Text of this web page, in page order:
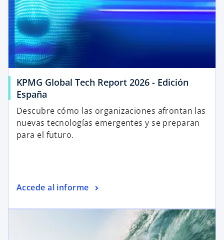
KPMG Global Tech Report 2026 - Edición
España
Descubre cómo las organizaciones afrontan las
nuevas tecnologías emergentes y se preparan
para el futuro.
Accede al informe